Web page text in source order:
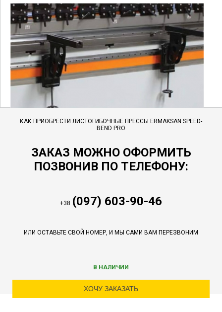
КАК ПРИОБРЕСТИ ЛИСТОГИБОЧНЫЕ ПРЕССЫ ERMAKSAN SPEED-
BEND PRO
ЗАКАЗ МОЖНО ОФОРМИТЬ
ПОЗВОНИВ ПО ТЕЛЕФОНУ:
+38 (097) 603-90-46
ИЛИ ОСТАВЬТЕ СВОЙ НОМЕР, И МЫ САМИ ВАМ ПЕРЕЗВОНИМ
В НАЛИЧИИ
ХОЧУ ЗАКАЗАТЬ